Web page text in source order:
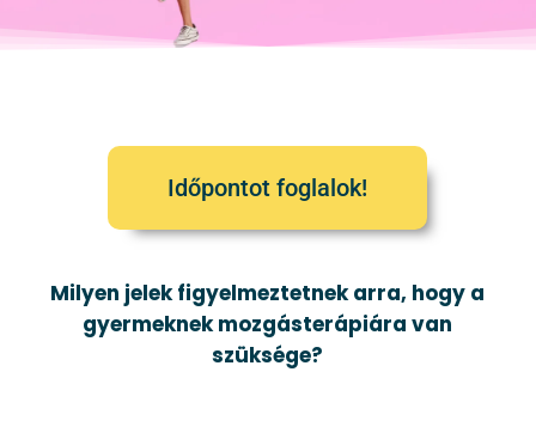
Időpontot foglalok!
Milyen jelek figyelmeztetnek arra, hogy a
gyermeknek mozgásterápiára van
szüksége?